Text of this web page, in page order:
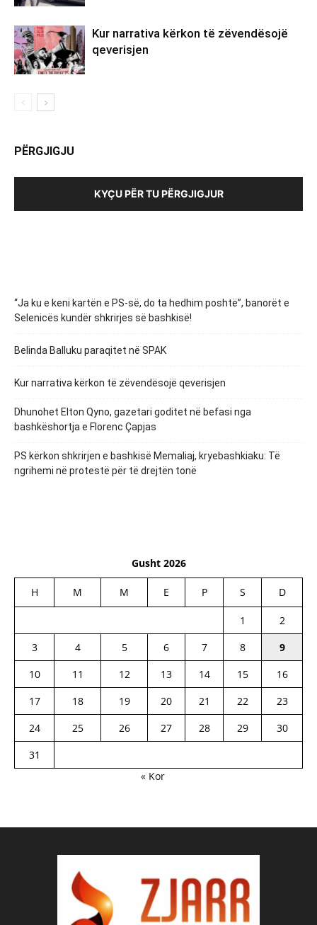
Kur narrativa kërkon të zëvendësojë
qeverisjen
PËRGJIGJU
KYÇU PËR TU PËRGJIGJUR
“Ja ku e keni kartën e PS-së, do ta hedhim poshtë”, banorët e
Selenicës kundër shkrirjes së bashkisë!
Belinda Balluku paraqitet në SPAK
Kur narrativa kërkon të zëvendësojë qeverisjen
Dhunohet Elton Qyno, gazetari goditet në befasi nga
bashkëshortja e Florenc Çapjas
PS kërkon shkrirjen e bashkisë Memaliaj, kryebashkiaku: Të
ngrihemi në protestë për të drejtën tonë
Gusht 2026
H M M E P S D
1
2
3
4 5 6 7 8
9
10
11 12 13 14 15
16
17
18 19 20 21 22
23
24
25 26 27 28 29
30
31
« Kor